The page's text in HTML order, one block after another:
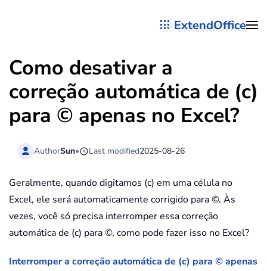
ExtendOffice
Como desativar a
correção automática de (c)
para © apenas no Excel?
AuthorSun• Last modified2025-08-26
Geralmente, quando digitamos (c) em uma célula no
Excel, ele será automaticamente corrigido para ©. Às
vezes, você só precisa interromper essa correção
automática de (c) para ©, como pode fazer isso no Excel?
Interromper a correção automática de (c) para © apenas